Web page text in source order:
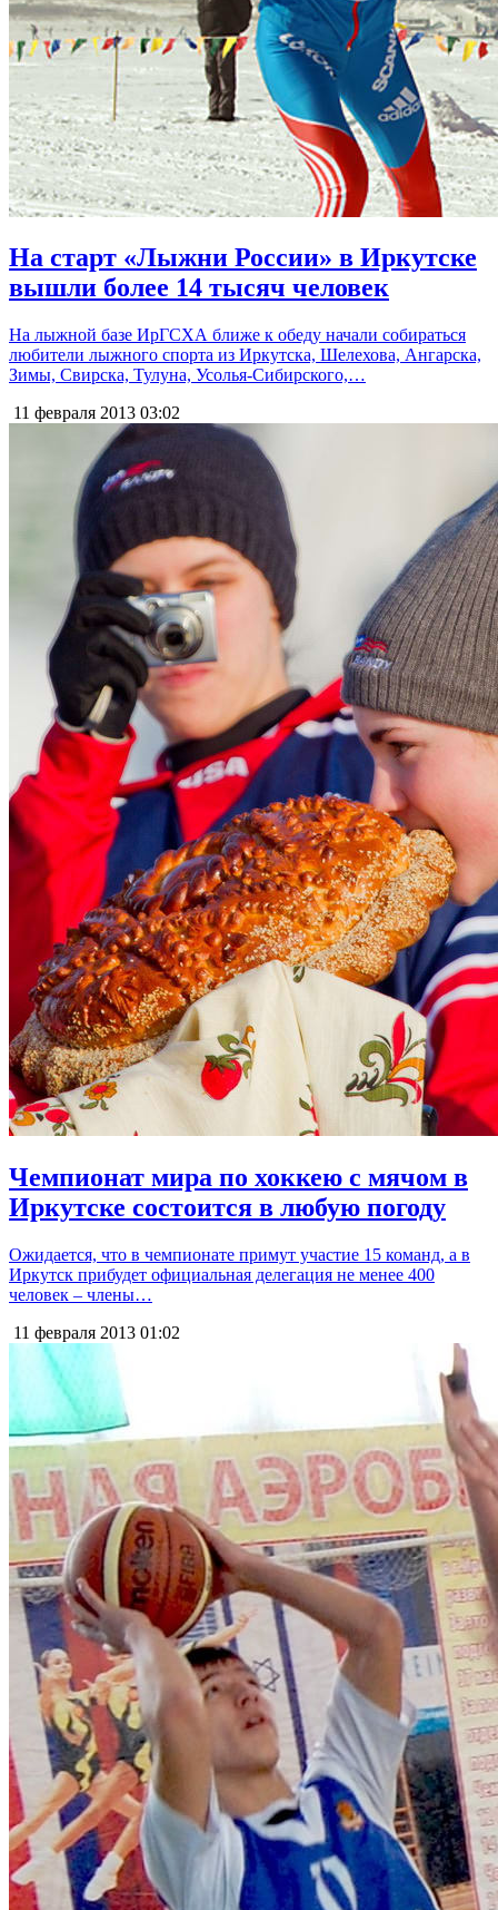
На старт «Лыжни России» в Иркутске
вышли более 14 тысяч человек
На лыжной базе ИрГСХА ближе к обеду начали собираться
любители лыжного спорта из Иркутска, Шелехова, Ангарска,
Зимы, Свирска, Тулуна, Усолья-Сибирского,…
11 февраля 2013 03:02
Чемпионат мира по хоккею с мячом в
Иркутске состоится в любую погоду
Ожидается, что в чемпионате примут участие 15 команд, а в
Иркутск прибудет официальная делегация не менее 400
человек – члены…
11 февраля 2013 01:02